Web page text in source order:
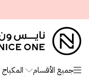
جميع الأقسام المكياج